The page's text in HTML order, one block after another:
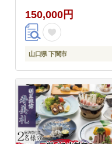
150,000円
山口県 下関市